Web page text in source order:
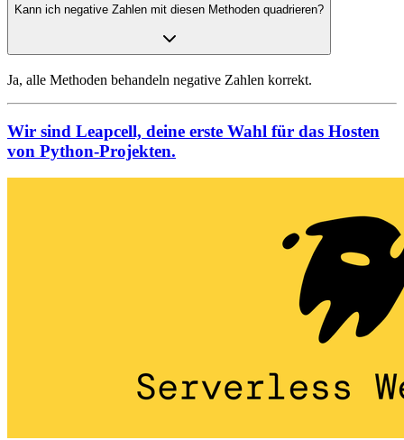
Kann ich negative Zahlen mit diesen Methoden quadrieren?
Ja, alle Methoden behandeln negative Zahlen korrekt.
Wir sind Leapcell, deine erste Wahl für das Hosten
von Python-Projekten.